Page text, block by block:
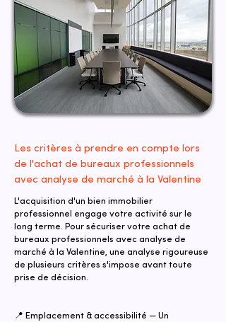
Les critères à prendre en compte lors
de l'achat de bureaux professionnels
avec analyse de marché à la Valentine
L'acquisition d'un bien immobilier
professionnel engage votre activité sur le
long terme. Pour sécuriser votre achat de
bureaux professionnels avec analyse de
marché à la Valentine, une analyse rigoureuse
de plusieurs critères s'impose avant toute
prise de décision.
📍 Emplacement & accessibilité — Un